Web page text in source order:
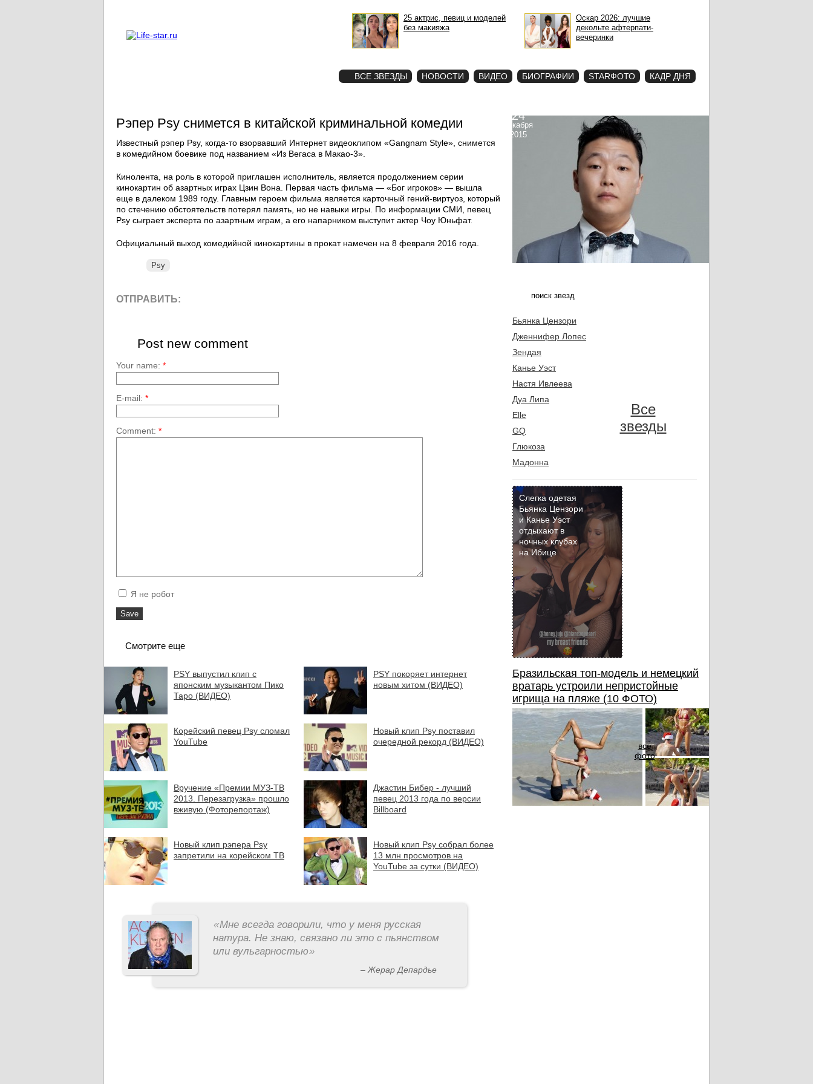
25 актрис, певиц и моделей
без макияжа
Оскар 2026: лучшие
декольте афтерпати-
вечеринки
ВСЕ ЗВЕЗДЫ НОВОСТИ ВИДЕО БИОГРАФИИ STARФОТО КАДР ДНЯ
Рэпер Psy снимется в китайской криминальной комедии
Известный рэпер Psy, когда-то взорвавший Интернет видеоклипом «Gangnam Style», снимется
в комедийном боевике под названием «Из Вегаса в Макао-3».
Кинолента, на роль в которой приглашен исполнитель, является продолжением серии
кинокартин об азартных играх Цзин Вона. Первая часть фильма — «Бог игроков» — вышла
еще в далеком 1989 году. Главным героем фильма является карточный гений-виртуоз, который
по стечению обстоятельств потерял память, но не навыки игры. По информации СМИ, певец
Psy сыграет эксперта по азартным играм, а его напарником выступит актер Чоу Юньфат.
Официальный выход комедийной кинокартины в прокат намечен на 8 февраля 2016 года.
Psy
ОТПРАВИТЬ:
Post new comment
Your name: *
E-mail: *
Comment: *
Я не робот
Смотрите еще
PSY выпустил клип с
японским музыкантом Пико
Таро (ВИДЕО)
PSY покоряет интернет
новым хитом (ВИДЕО)
Корейский певец Psy сломал
YouTube
Новый клип Psy поставил
очередной рекорд (ВИДЕО)
Вручение «Премии МУЗ-ТВ
2013. Перезагрузка» прошло
вживую (Фоторепортаж)
Джастин Бибер - лучший
певец 2013 года по версии
Billboard
Новый клип рэпера Psy
запретили на корейском ТВ
Новый клип Psy собрал более
13 млн просмотров на
YouTube за сутки (ВИДЕО)
«Мне всегда говорили, что у меня русская
натура. Не знаю, связано ли это с пьянством
или вульгарностью»
– Жерар Депардье
24
декабря
2015
Бьянка Цензори
Дженнифер Лопес
Зендая
Канье Уэст
Настя Ивлеева
Дуа Липа
Elle
GQ
Глюкоза
Мадонна
Все
звезды
Слегка одетая
Бьянка Цензори
и Канье Уэст
отдыхают в
ночных клубах
на Ибице
Бразильская топ-модель и немецкий
вратарь устроили непристойные
игрища на пляже (10 ФОТО)
все
фото